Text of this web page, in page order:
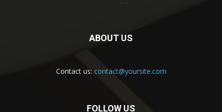
ABOUT US
Contact us: contact@yoursite.com
FOLLOW US